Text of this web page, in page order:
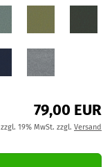
79,00 EUR
zzgl. 19% MwSt. zzgl. Versand